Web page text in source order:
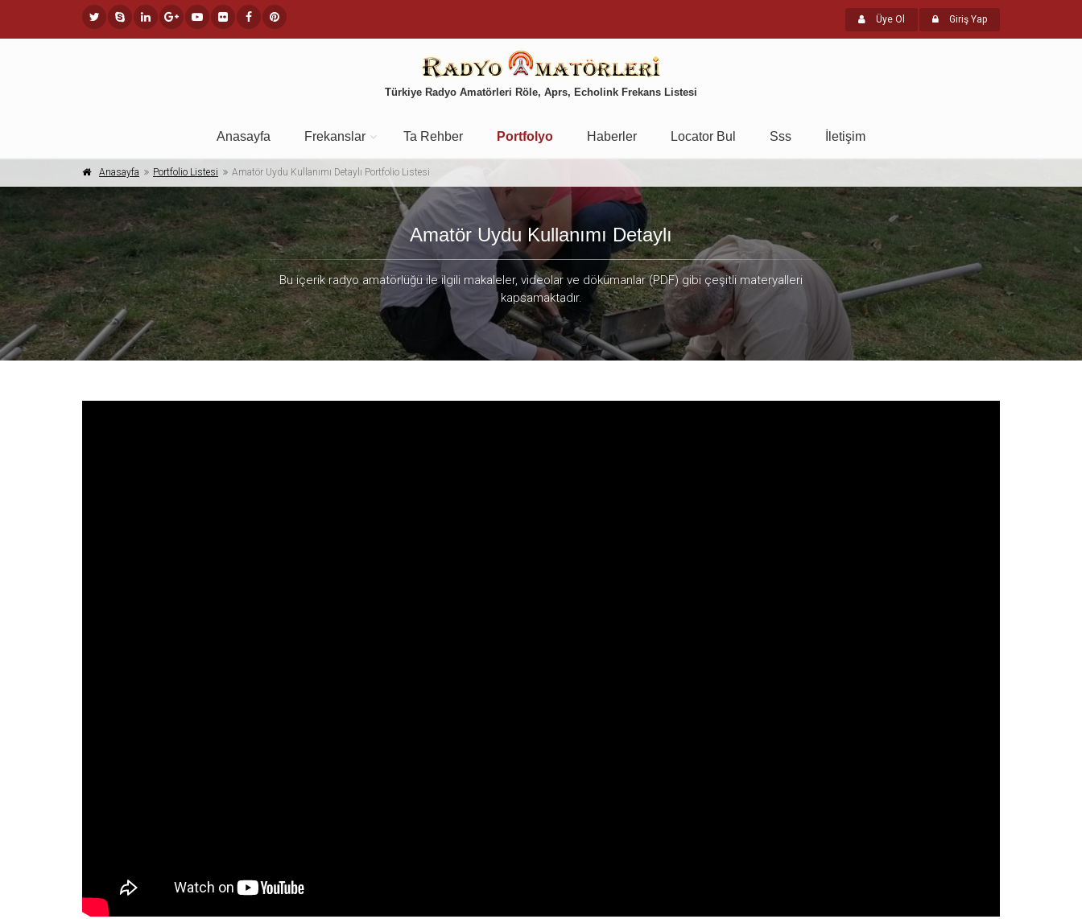
Üye Ol Giriş Yap
Türkiye Radyo Amatörleri Röle, Aprs, Echolink Frekans Listesi
Anasayfa Frekanslar Ta Rehber Portfolyo Haberler Locator Bul Sss İletişim
Anasayfa Portfolio Listesi Amatör Uydu Kullanımı Detaylı Portfolio Listesi
Amatör Uydu Kullanımı Detaylı
Bu içerik radyo amatörlüğü ile ilgili makaleler, videolar ve dökümanlar (PDF) gibi çeşitli materyalleri
kapsamaktadır.